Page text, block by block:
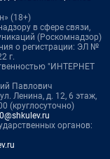
(18+)
в сфере связи,
(Роскомнадзор)
о регистрации: ЭЛ №
г.
"ИНТЕРНЕТ
Павлович
Ленина, д. 12, 6 этаж,
(круглосуточно)
органов: